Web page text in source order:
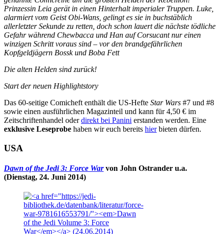
Prinzessin Leia gerät in einen Hinterhalt imperialer Truppen. Luke,
alarmiert vom Geist Obi-Wans, gelingt es sie in buchstäblich
allerletzter Sekunde zu retten, doch schon lauert die nächste tödliche
Gefahr während Chewbacca und Han auf Corsucant nur einen
winzigen Schritt voraus sind – vor den brandgefährlichen
Kopfgeldjägern Bossk und Boba Fett
Die alten Helden sind zurück!
Start der neuen Highlightstory
Das 60-seitige Comicheft enthält die US-Hefte Star Wars #7 und #8
sowie einen ausführlichen Magazinteil und kann für 4,50 € im
Zeitschriftenhandel oderdirekt bei Panini erstanden werden. Eine
exklusive Leseprobe haben wir euch bereits hierbieten dürfen.
USA
Dawn of the Jedi 3: Force Warvon John Ostrander u.a.
(Dienstag, 24. Juni 2014)